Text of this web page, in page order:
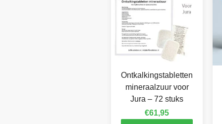
Ontkalkingstabletten
mineraalzuur voor
Jura – 72 stuks
€61,95